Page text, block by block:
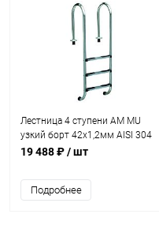
Лестница 4 ступени AM MU
узкий борт 42х1,2мм AISI 304
(MU-415)
19 488 ₽/ шт
Подробнее